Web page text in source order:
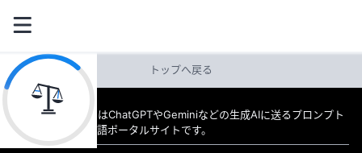
トップへ戻る
教えてAI byGMO はChatGPTやGeminiなどの生成AIに送るプロンプト
（指示文）の日本語ポータルサイトです。